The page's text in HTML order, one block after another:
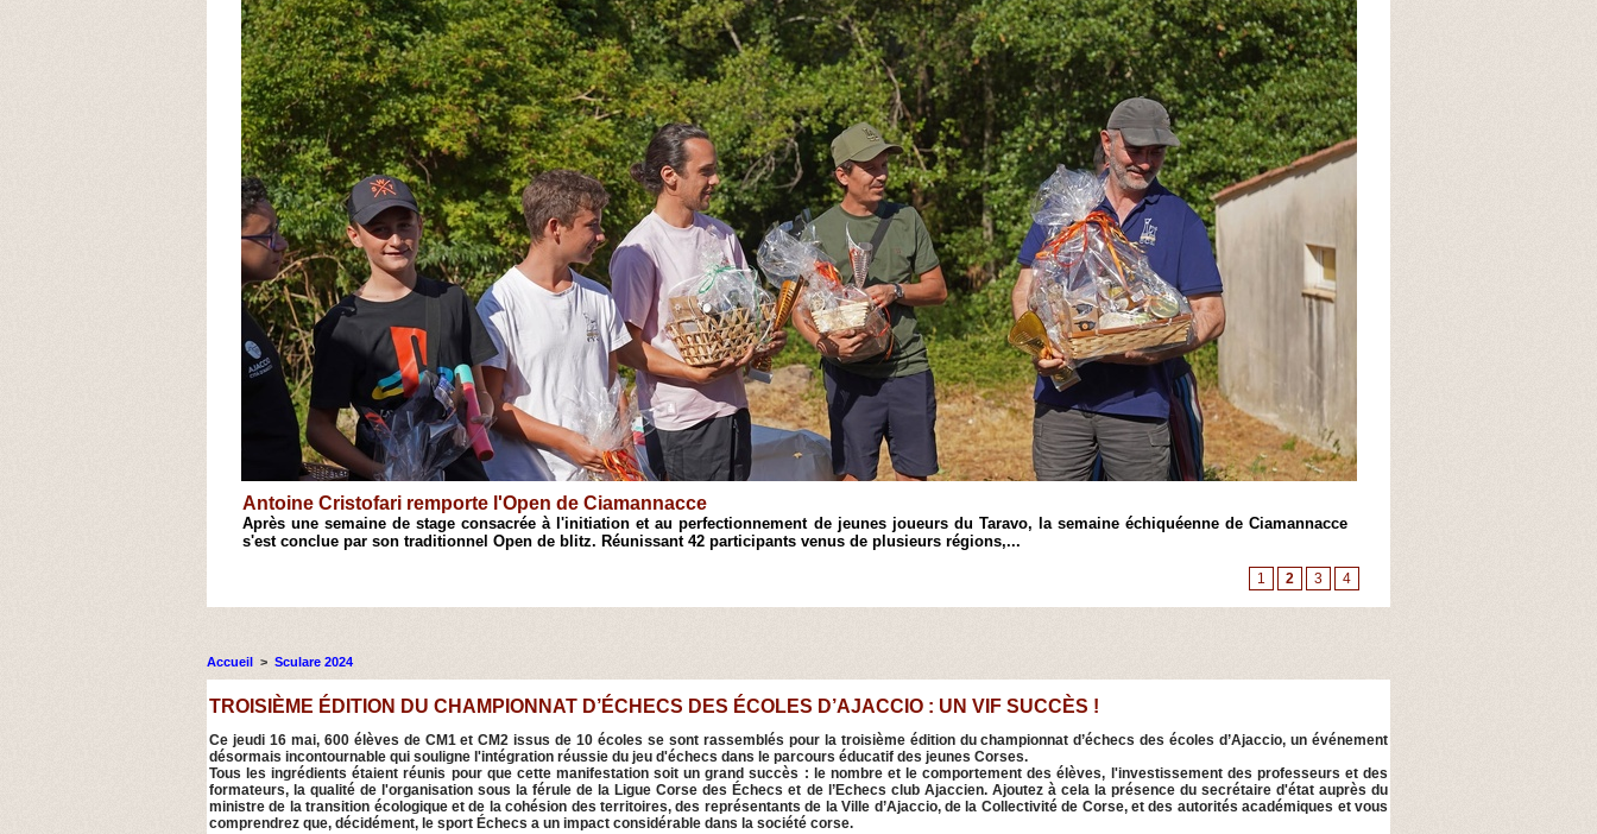
Antoine Cristofari remporte l'Open de Ciamannacce
Après une semaine de stage consacrée à l'initiation et au perfectionnement de jeunes joueurs du Taravo, la semaine échiquéenne de Ciamannacce
s'est conclue par son traditionnel Open de blitz. Réunissant 42 participants venus de plusieurs régions,...
1 2 3 4
Accueil > Sculare 2024
TROISIÈME ÉDITION DU CHAMPIONNAT D’ÉCHECS DES ÉCOLES D’AJACCIO : UN VIF SUCCÈS !
Ce jeudi 16 mai, 600 élèves de CM1 et CM2 issus de 10 écoles se sont rassemblés pour la troisième édition du championnat d’échecs des écoles d’Ajaccio, un événement
désormais incontournable qui souligne l'intégration réussie du jeu d'échecs dans le parcours éducatif des jeunes Corses.
Tous les ingrédients étaient réunis pour que cette manifestation soit un grand succès : le nombre et le comportement des élèves, l'investissement des professeurs et des
formateurs, la qualité de l'organisation sous la férule de la Ligue Corse des Échecs et de l’Echecs club Ajaccien. Ajoutez à cela la présence du secrétaire d'état auprès du
ministre de la transition écologique et de la cohésion des territoires, des représentants de la Ville d’Ajaccio, de la Collectivité de Corse, et des autorités académiques et vous
comprendrez que, décidément, le sport Échecs a un impact considérable dans la société corse.